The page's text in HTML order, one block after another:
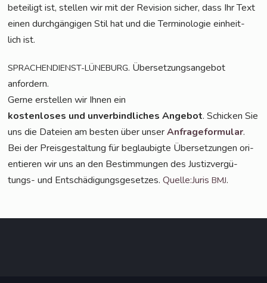
betei­ligt ist, stel­len wir mit der Revi­si­on sicher, dass Ihr Text
einen durch­gän­gi­gen Stil hat und die Ter­mi­no­lo­gie ein­heit­
lich ist.
SPRACHENDIENST-LÜNEBURG. Über­set­zungs­an­ge­bot
anfordern.
Ger­ne erstel­len wir Ihnen ein
kos­ten­lo­ses und unver­bind­li­ches Ange­bot. Schi­cken Sie
uns die Datei­en am bes­ten über unserAnfra­ge­for­mu­lar.
Bei der Preis­ge­stal­tung für beglau­big­te Über­set­zun­gen ori­
en­tie­ren wir uns an den Bestim­mun­gen des Jus­tiz­ver­gü­
tungs- und Ent­schä­di­gungs­ge­set­zes.Quelle:JurisBMJ.